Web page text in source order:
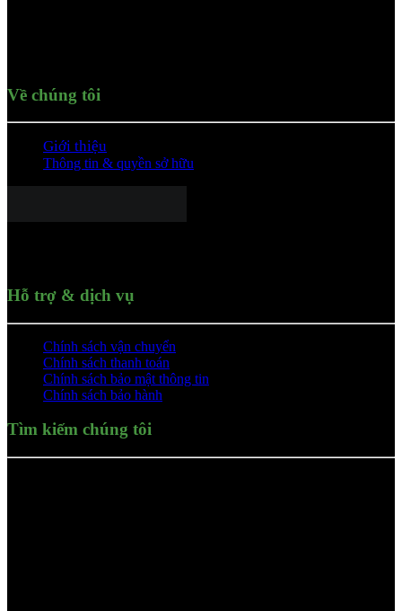
Về chúng tôi
Giới thiệu
Thông tin & quyền sở hữu
Hỗ trợ & dịch vụ
Chính sách vận chuyển
Chính sách thanh toán
Chính sách bảo mật thông tin
Chính sách bảo hành
Tìm kiếm chúng tôi